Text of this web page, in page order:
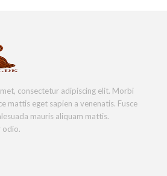
consectetur adipiscing elit. Morbi
mattis eget sapien a venenatis. Fusce
mauris aliquam mattis.
odio.